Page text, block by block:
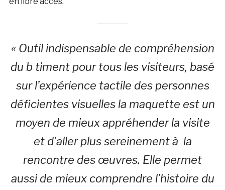
« Outil indispensable de compréhension
du b timent pour tous les visiteurs, basé
sur l’expérience tactile des personnes
déficientes visuelles la maquette est un
moyen de mieux appréhender la visite
et d’aller plus sereinement à la
rencontre des œuvres. Elle permet
aussi de mieux comprendre l’histoire du